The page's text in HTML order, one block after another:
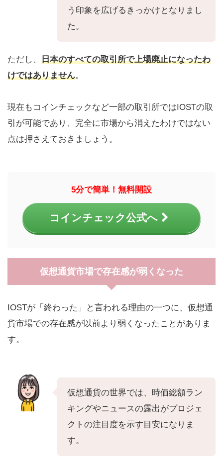
う印象を広げるきっかけとなりまし
た。
ただし、 日本のすべての取引所で上場廃止になったわ
けではありません。
現在もコインチェックなど一部の取引所ではIOSTの取
引が可能であり、完全に市場から消えたわけではない
点は押さえておきましょう。
5分で簡単！無料開設
コインチェック公式へ
仮想通貨市場で存在感が弱くなった
IOSTが「終わった」と言われる理由の一つに、仮想通
貨市場での存在感が以前より弱くなったことがありま
す。
仮想通貨の世界では、時価総額ラン
キングやニュースの露出がプロジェ
クトの注目度を示す目安になりま
す。